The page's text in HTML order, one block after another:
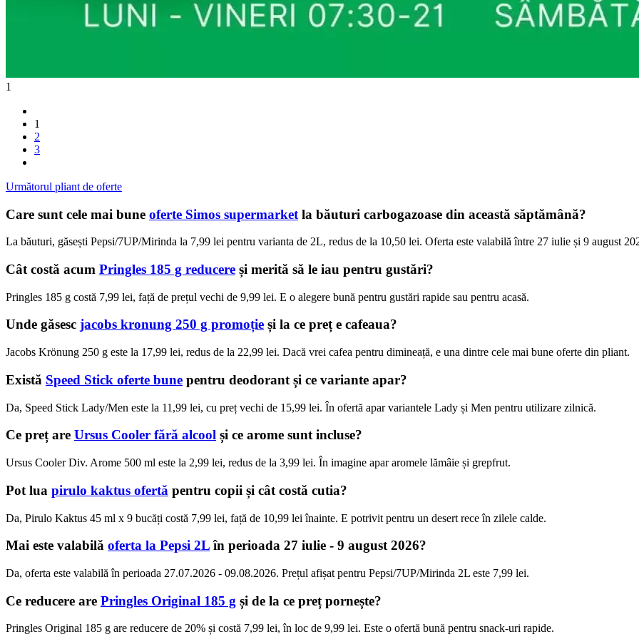
1
1
2
3
Următorul pliant de oferte
Care sunt cele mai bune oferte Simos supermarket la băuturi carbogazoase din această săptămână?
La băuturi, găsești Pepsi/7UP/Mirinda la 7,99 lei pentru varianta de 2L, redus de la 10,50 lei. Oferta este valabilă între 27 iulie și 9 august
Cât costă acum Pringles 185 g reducere și merită să le iau pentru gustări?
Pringles 185 g costă 7,99 lei, față de prețul vechi de 9,99 lei. E o alegere bună pentru gustări rapide sau pentru acasă.
Unde găsesc jacobs kronung 250 g promoție și la ce preț e cafeaua?
Jacobs Krönung 250 g este la 17,99 lei, redus de la 22,99 lei. Dacă vrei cafea pentru dimineață, e una dintre cele mai bune oferte din pliant.
Există Speed Stick oferte bune pentru deodorant și ce variante apar?
Da, Speed Stick Lady/Men este la 11,99 lei, cu preț vechi de 15,99 lei. În ofertă apar variantele Lady și Men pentru utilizare zilnică.
Ce preț are Ursus Cooler fără alcool și ce arome sunt incluse?
Ursus Cooler Div. Arome 500 ml este la 2,99 lei, redus de la 3,99 lei. În imagine apar aromele lămâie și grepfrut.
Pot lua pirulo kaktus ofertă pentru copii și cât costă cutia?
Da, Pirulo Kaktus 45 ml x 9 bucăți costă 7,99 lei, față de 10,99 lei înainte. E potrivit pentru un desert rece în zilele calde.
Mai este valabilă oferta la Pepsi 2Lîn perioada 27 iulie - 9 august 2026?
Da, oferta este valabilă în perioada 27.07.2026 - 09.08.2026. Prețul afișat pentru Pepsi/7UP/Mirinda 2L este 7,99 lei.
Ce reducere are Pringles Original 185 g și de la ce preț pornește?
Pringles Original 185 g are reducere de 20% și costă 7,99 lei, în loc de 9,99 lei. Este o ofertă bună pentru snack-uri rapide.